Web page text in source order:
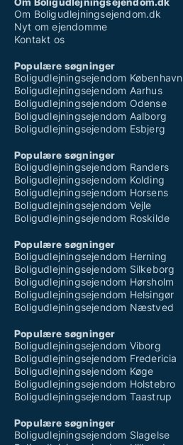
Om Boligudlejningsejendom.dk
Nyt om ejendomme
Kontakt os
Populære søgninger
Boligudlejningsejendom København
Boligudlejningsejendom Aarhus
Boligudlejningsejendom Odense
Boligudlejningsejendom Aalborg
Boligudlejningsejendom Esbjerg
Populære søgninger
Boligudlejningsejendom Randers
Boligudlejningsejendom Kolding
Boligudlejningsejendom Horsens
Boligudlejningsejendom Vejle
Boligudlejningsejendom Roskilde
Populære søgninger
Boligudlejningsejendom Herning
Boligudlejningsejendom Silkeborg
Boligudlejningsejendom Hørsholm
Boligudlejningsejendom Helsingør
Boligudlejningsejendom Næstved
Populære søgninger
Boligudlejningsejendom Viborg
Boligudlejningsejendom Fredericia
Boligudlejningsejendom Køge
Boligudlejningsejendom Holstebro
Boligudlejningsejendom Taastrup
Populære søgninger
Boligudlejningsejendom Slagelse